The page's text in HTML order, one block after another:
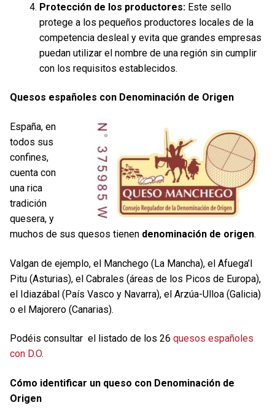
Protección de los productores: Este sello
protege a los pequeños productores locales de la
competencia desleal y evita que grandes empresas
puedan utilizar el nombre de una región sin cumplir
con los requisitos establecidos.
Quesos españoles con Denominación de Origen
España, en
todos sus
confines,
cuenta con
una rica
tradición
quesera, y
muchos de sus quesos tienen denominación de origen.
Valgan de ejemplo, el Manchego (La Mancha), el Afuega’l
Pitu (Asturias), el Cabrales (áreas de los Picos de Europa),
el Idiazábal (País Vasco y Navarra), el Arzúa-Ulloa (Galicia)
o el Majorero (Canarias).
Podéis consultar el listado de los 26 quesos españoles
con D.O.
Cómo identificar un queso con Denominación de
Origen